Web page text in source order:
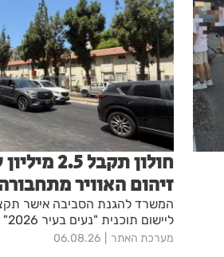
חולון
זיהום האוויר
ליישום תוכנית "נעים בעיר 2026" בחולון
מערכת האתר 06.08.26